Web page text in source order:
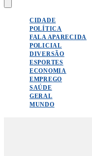
CIDADE
POLÍTICA
FALA APARECIDA
POLICIAL
DIVERSÃO
ESPORTES
ECONOMIA
EMPREGO
SAÚDE
GERAL
MUNDO